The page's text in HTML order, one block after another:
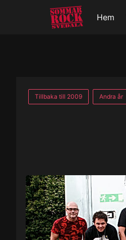
Hem
Tillbaka till 2009 Andra år